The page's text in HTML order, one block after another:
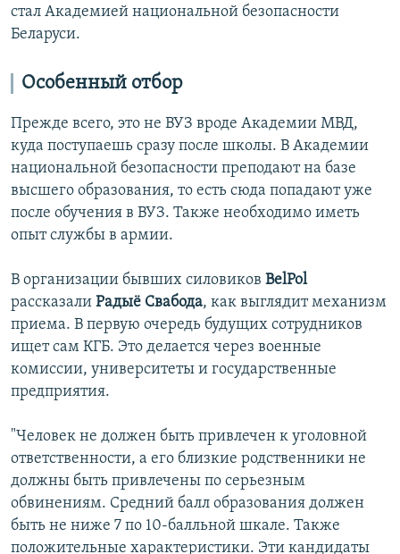
стал Академией национальной безопасности
Беларуси.
Особенный отбор
Прежде всего, это не ВУЗ вроде Академии МВД,
куда поступаешь сразу после школы. В Академии
национальной безопасности преподают на базе
высшего образования, то есть сюда попадают уже
после обучения в ВУЗ. Также необходимо иметь
опыт службы в армии.
В организации бывших силовиков BelPol
рассказали Радыё Свабода, как выглядит механизм
приема. В первую очередь будущих сотрудников
ищет сам КГБ. Это делается через военные
комиссии, университеты и государственные
предприятия.
"Человек не должен быть привлечен к уголовной
ответственности, а его близкие родственники не
должны быть привлечены по серьезным
обвинениям. Средний балл образования должен
быть не ниже 7 по 10-балльной шкале. Также
положительные характеристики. Эти кандидаты